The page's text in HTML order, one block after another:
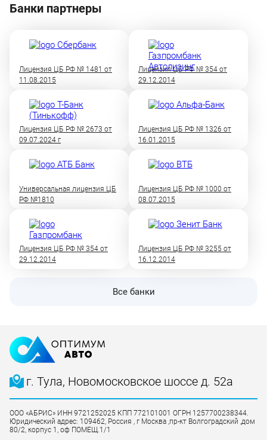
Банки партнеры
Лицензия ЦБ РФ № 1481 от
11.08.2015
Лицензия ЦБ РФ № 354 от
29.12.2014
Лицензия ЦБ РФ № 2673 от
09.07.2024 г
Лицензия ЦБ РФ № 1326 от
16.01.2015
Универсальная лицензия ЦБ
РФ №1810
Лицензия ЦБ РФ № 1000 от
08.07.2015
Лицензия ЦБ РФ № 354 от
29.12.2014
Лицензия ЦБ РФ № 3255 от
16.12.2014
Все банки
г. Тула, Новомосковское шоссе д. 52а
ООО «АБРИС» ИНН 9721252025 КПП 772101001 ОГРН 1257700238344.
Юридический адрес: 109462, Россия , г Москва ,пр-кт Волгоградский ,дом
80/2, корпус 1, оф ПОМЕЩ.1/1